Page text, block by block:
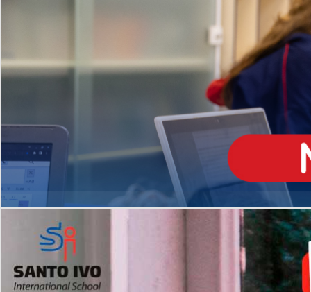
Matrículas Abertas 2026
MÉDIO
igh School
Dupla Diplomação
2º AO 5º ANO FUNDAMENTAL